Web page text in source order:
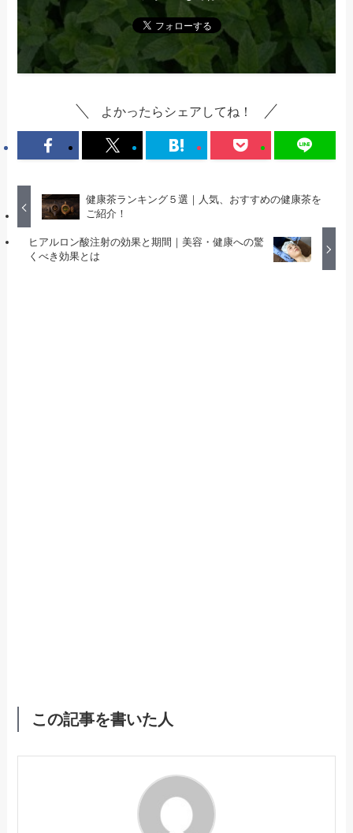
よかったらシェアしてね！
健康茶ランキング５選｜人気、おすすめの健康茶を
ご紹介！
ヒアルロン酸注射の効果と期間｜美容・健康への驚
くべき効果とは
この記事を書いた人